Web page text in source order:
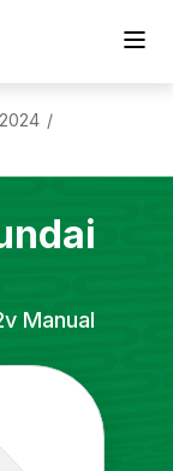
2024 /
Manual